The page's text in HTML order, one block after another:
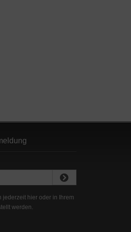
jederzeit hier oder in Ihrem
werden.